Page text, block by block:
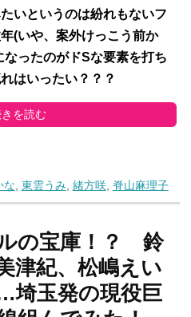
いというのは紛れもないフ
(いや、案外けっこう前か
ったのがドSな要素を打ち
はいったい？？？
を読む
な 東雲うみ 緒方咲, 脊山麻理子
の宝庫！？ 鈴
津紀、松嶋えい
玉発の現役巨